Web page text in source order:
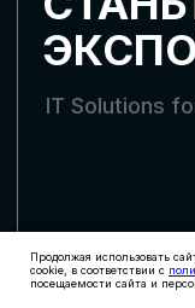
Продолжая использовать
cookie, в соответствии с
посещаемости сайта и